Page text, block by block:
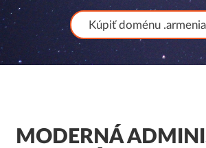
Kúpiť doménu
MODERNÁ